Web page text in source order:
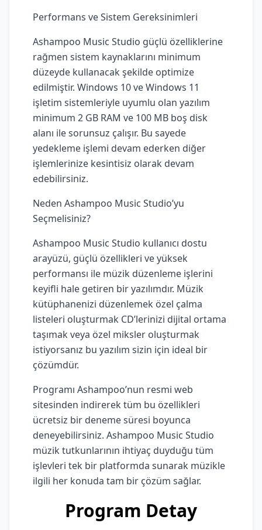
Performans ve Sistem Gereksinimleri
Ashampoo Music Studio güçlü özelliklerine
rağmen sistem kaynaklarını minimum
düzeyde kullanacak şekilde optimize
edilmiştir. Windows 10 ve Windows 11
işletim sistemleriyle uyumlu olan yazılım
minimum 2 GB RAM ve 100 MB boş disk
alanı ile sorunsuz çalışır. Bu sayede
yedekleme işlemi devam ederken diğer
işlemlerinize kesintisiz olarak devam
edebilirsiniz.
Neden Ashampoo Music Studio’yu
Seçmelisiniz?
Ashampoo Music Studio kullanıcı dostu
arayüzü, güçlü özellikleri ve yüksek
performansı ile müzik düzenleme işlerini
keyifli hale getiren bir yazılımdır. Müzik
kütüphanenizi düzenlemek özel çalma
listeleri oluşturmak CD’lerinizi dijital ortama
taşımak veya özel miksler oluşturmak
istiyorsanız bu yazılım sizin için ideal bir
çözümdür.
Programı Ashampoo’nun resmi web
sitesinden indirerek tüm bu özellikleri
ücretsiz bir deneme süresi boyunca
deneyebilirsiniz. Ashampoo Music Studio
müzik tutkunlarının ihtiyaç duyduğu tüm
işlevleri tek bir platformda sunarak müzikle
ilgili her konuda tam bir çözüm sağlar.
Program Detay